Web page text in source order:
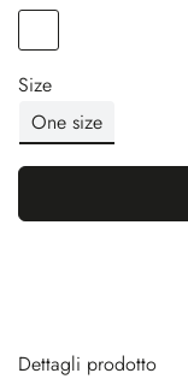
Size
One size
Dettagli prodotto